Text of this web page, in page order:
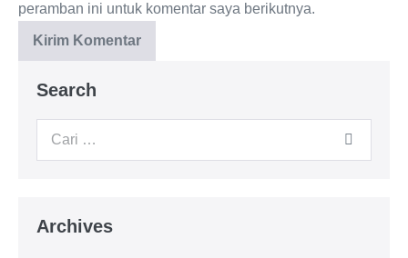
peramban ini untuk komentar saya berikutnya.
Search
Archives